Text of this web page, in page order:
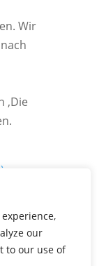
our
to our use of
Wir
‚Die